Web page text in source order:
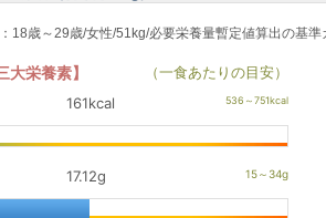
18歳～29歳/女性/51kg/必要栄養量暫定値算出の基準
大栄養素】
（一食あたりの目安）
161kcal
17.12g